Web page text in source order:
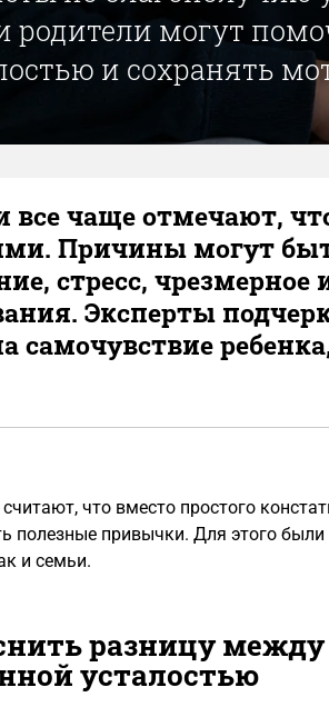
родители могут
и сохранять
все чаще отмечают,
Причины могут
стресс,
Эксперты
самочувствие
что вместо простого
полезные привычки. Для этого были
и семьи.
разницу
усталостью